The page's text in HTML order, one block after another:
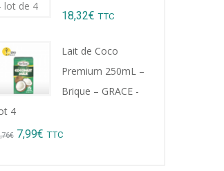
18,32€ TTC
Lait de Coco
Premium 250mL –
Brique – GRACE -
4
€ Original
7,99€ Current
TTC